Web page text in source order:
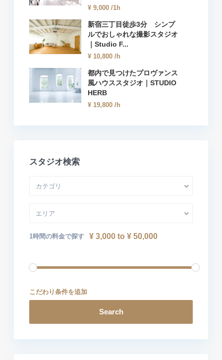
¥ 9,000 /1h
新宿三丁目徒歩3分 シンプ
ルでおしゃれな撮影スタジオ
｜Studio F...
¥ 10,800 /h
都内で見つけたプロヴァンス
風ハウススタジオ｜STUDIO
HERB
¥ 19,800 /h
スタジオ検索
カテゴリ
エリア
1時間の料金で探す ¥ 3,000 to ¥ 50,000
こだわり条件を追加
Search